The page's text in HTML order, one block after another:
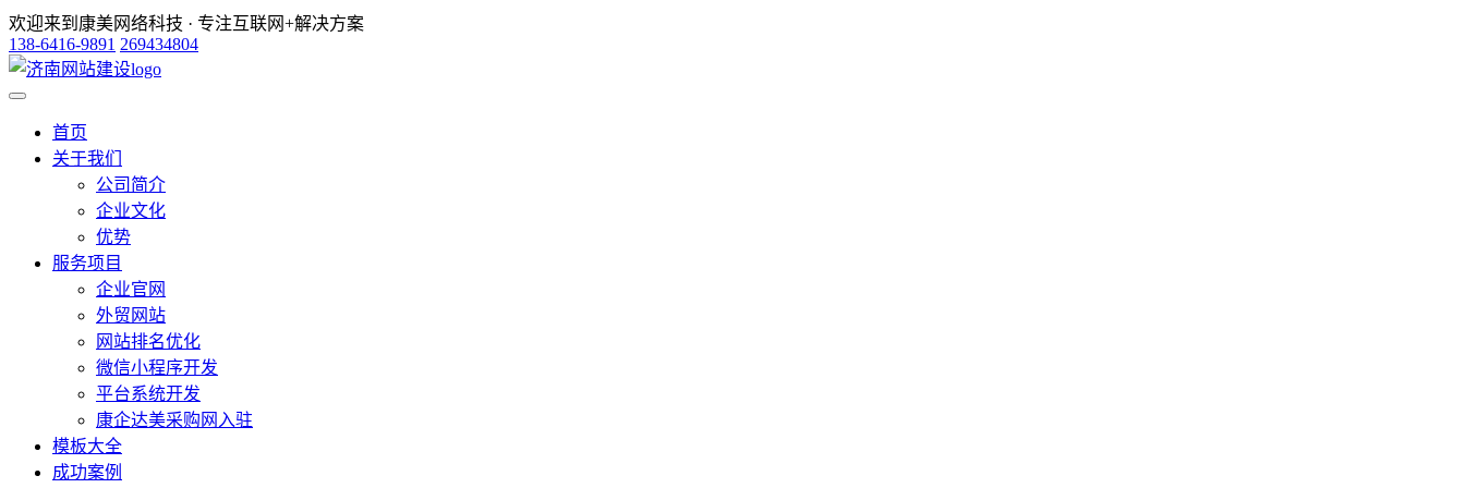
欢迎来到康美网络科技 · 专注互联网+解决方案
138-6416-9891 269434804
首页
关于我们
公司简介
企业文化
优势
服务项目
企业官网
外贸网站
网站排名优化
微信小程序开发
平台系统开发
康企达美采购网入驻
模板大全
成功案例